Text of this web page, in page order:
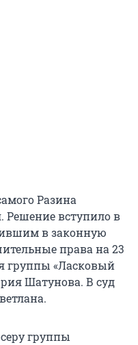
Разина
Решение вступило в
в законную
права на 23
группы «Ласковый
Шатунова. В суд
группы